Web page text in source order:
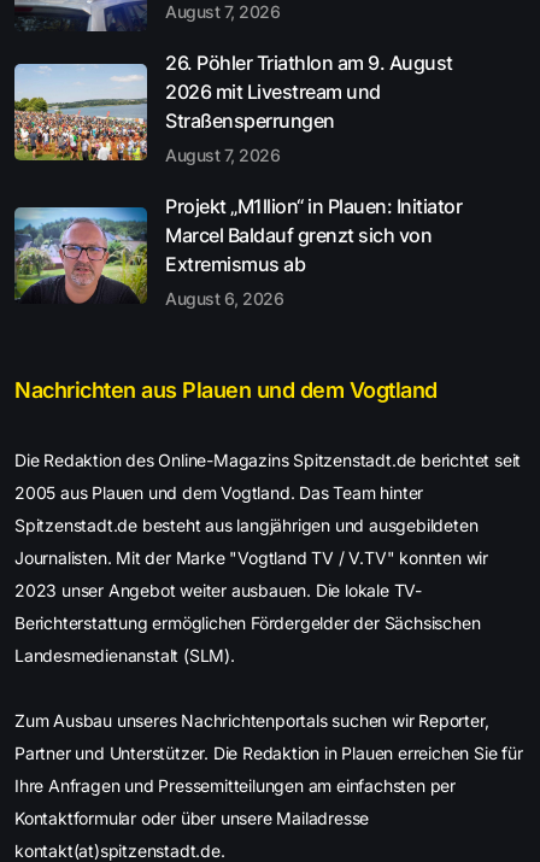
August 7, 2026
26. Pöhler Triathlon am 9. August
2026 mit Livestream und
Straßensperrungen
August 7, 2026
Projekt „M1llion“ in Plauen: Initiator
Marcel Baldauf grenzt sich von
Extremismus ab
August 6, 2026
Nachrichten aus Plauen und dem Vogtland
Die Redaktion des Online-Magazins Spitzenstadt.de berichtet seit
2005 aus Plauen und dem Vogtland. Das Team hinter
Spitzenstadt.de besteht aus langjährigen und ausgebildeten
Journalisten. Mit der Marke "Vogtland TV / V.TV" konnten wir
2023 unser Angebot weiter ausbauen. Die lokale TV-
Berichterstattung ermöglichen Fördergelder der Sächsischen
Landesmedienanstalt (SLM).
Zum Ausbau unseres Nachrichtenportals suchen wir Reporter,
Partner und Unterstützer. Die Redaktion in Plauen erreichen Sie für
Ihre Anfragen und Pressemitteilungen am einfachsten per
Kontaktformular oder über unsere Mailadresse
kontakt(at)spitzenstadt.de.